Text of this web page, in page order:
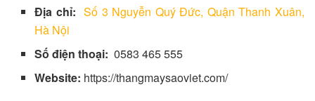
Địa chỉ: Số 3 Nguyễn Quý Đức, Quận Thanh Xuân,
Hà Nội
Số điện thoại: 0583 465 555
Website: https://thangmaysaoviet.com/